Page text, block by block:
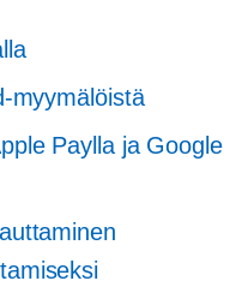
myymälöistä
Paylla ja Google